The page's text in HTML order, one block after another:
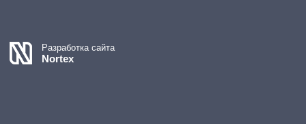
Разработка сайта
Nortex